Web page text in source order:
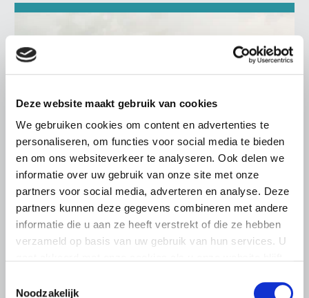
Deze website maakt gebruik van cookies
We gebruiken cookies om content en advertenties te
personaliseren, om functies voor social media te bieden
en om ons websiteverkeer te analyseren. Ook delen we
informatie over uw gebruik van onze site met onze
partners voor social media, adverteren en analyse. Deze
partners kunnen deze gegevens combineren met andere
informatie die u aan ze heeft verstrekt of die ze hebben
verzameld op basis van uw gebruik van hun services. U
Noodzakelijk
BELANGRIJKE INFORMATIE
19 MEI 2026
Europees landbouwbeleid